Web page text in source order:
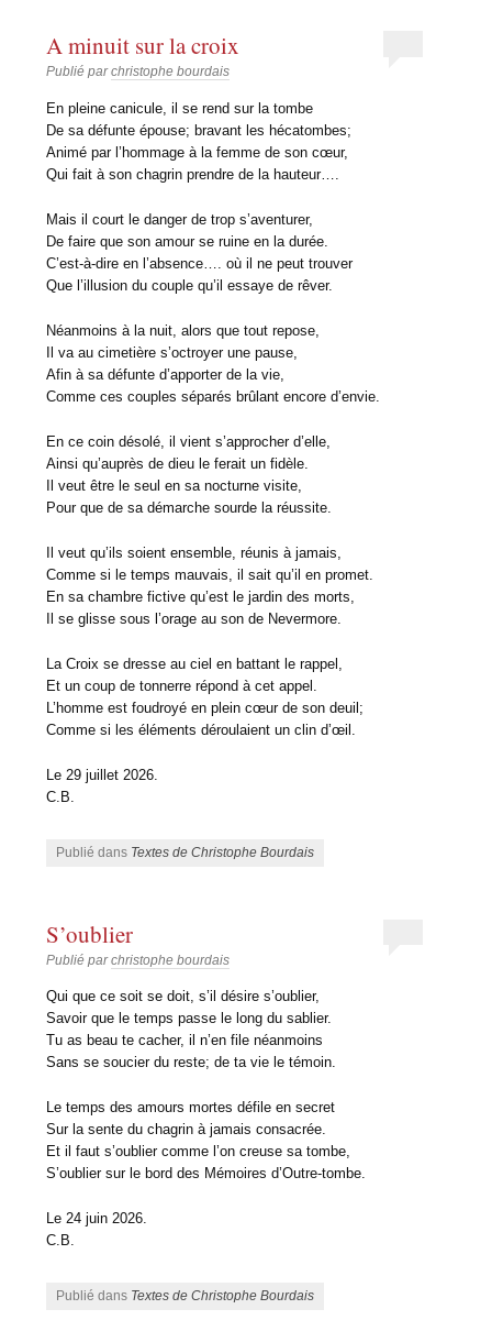
A minuit sur la croix
Publié parchristophe bourdais
En pleine canicule, il se rend sur la tombe
De sa défunte épouse; bravant les hécatombes;
Animé par l’hommage à la femme de son cœur,
Qui fait à son chagrin prendre de la hauteur….
Mais il court le danger de trop s’aventurer,
De faire que son amour se ruine en la durée.
C’est-à-dire en l’absence…. où il ne peut trouver
Que l’illusion du couple qu’il essaye de rêver.
Néanmoins à la nuit, alors que tout repose,
Il va au cimetière s’octroyer une pause,
Afin à sa défunte d’apporter de la vie,
Comme ces couples séparés brûlant encore d’envie.
En ce coin désolé, il vient s’approcher d’elle,
Ainsi qu’auprès de dieu le ferait un fidèle.
Il veut être le seul en sa nocturne visite,
Pour que de sa démarche sourde la réussite.
Il veut qu’ils soient ensemble, réunis à jamais,
Comme si le temps mauvais, il sait qu’il en promet.
En sa chambre fictive qu’est le jardin des morts,
Il se glisse sous l’orage au son de Nevermore.
La Croix se dresse au ciel en battant le rappel,
Et un coup de tonnerre répond à cet appel.
L’homme est foudroyé en plein cœur de son deuil;
Comme si les éléments déroulaient un clin d’œil.
Le 29 juillet 2026.
C.B.
Publié dans Textes de Christophe Bourdais
S’oublier
Publié parchristophe bourdais
Qui que ce soit se doit, s’il désire s’oublier,
Savoir que le temps passe le long du sablier.
Tu as beau te cacher, il n’en file néanmoins
Sans se soucier du reste; de ta vie le témoin.
Le temps des amours mortes défile en secret
Sur la sente du chagrin à jamais consacrée.
Et il faut s’oublier comme l’on creuse sa tombe,
S’oublier sur le bord des Mémoires d’Outre-tombe.
Le 24 juin 2026.
C.B.
Publié dans Textes de Christophe Bourdais